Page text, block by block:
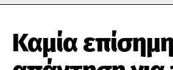
Καμία επίσημη